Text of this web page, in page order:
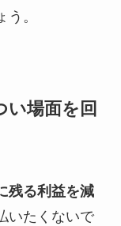
。
い場面を回
残る利益を減
いたくないで